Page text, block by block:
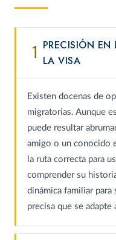
1
PRECISIÓN
LA VISA
Existen docenas de
migratorias. Aunque
puede resultar
amigo o un conocido
la ruta correcta para
comprender su
dinámica familiar para
precisa que se adapte